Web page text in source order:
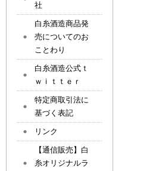
社
白糸酒造商品発
売についてのお
ことわり
白糸酒造公式ｔ
ｗｉｔｔｅｒ
特定商取引法に
基づく表記
リンク
【通信販売】白
糸オリジナルラ